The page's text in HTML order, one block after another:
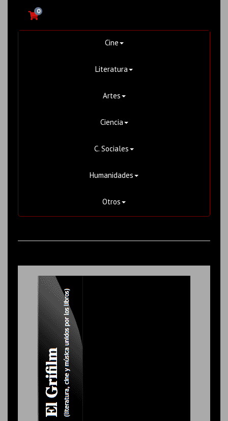
0
Cine
Literatura
Artes
Ciencia
C. Sociales
Humanidades
Otros